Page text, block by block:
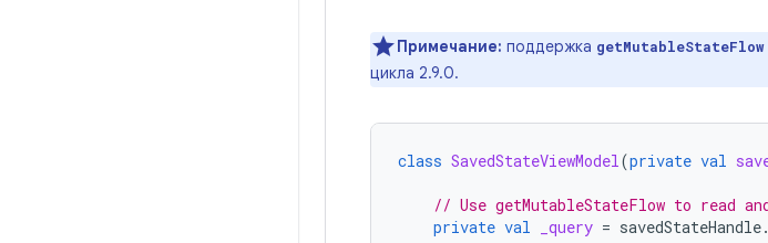
Примечание: поддержка getMutableStateFlow
цикла 2.9.0.
class SavedStateViewModel(private val
// Use getMutableStateFlow to read
private val _query = savedStateHandle.